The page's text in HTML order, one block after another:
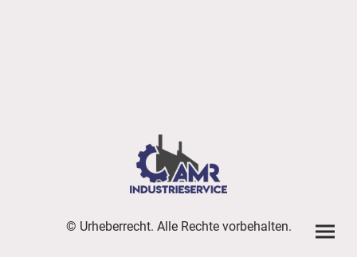
© Urheberrecht. Alle Rechte vorbehalten.